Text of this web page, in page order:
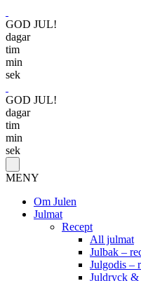
GOD JUL!
dagar
tim
min
sek
GOD JUL!
dagar
tim
min
sek
MENY
Om Julen
Julmat
Recept
All julmat
Julbak –
Julgodis –
Juldryck